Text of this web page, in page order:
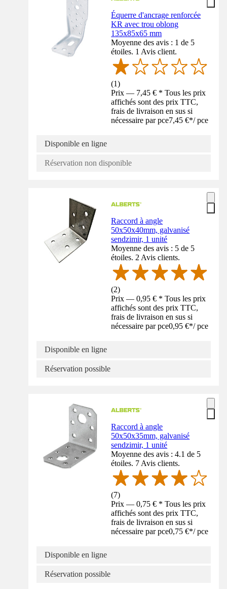
Équerre d'ancrage renforcée
KR avec trou oblong
135x85x65 mm
Moyenne des avis : 1 de 5
étoiles. 1 Avis client.
(1)
Prix — 7,45 € * Tous les prix
affichés sont des prix TTC,
frais de livraison en sus si
nécessaire par pce7,45 €*/ pce
Disponible en ligne
Réservation non disponible
Raccord à angle
50x50x40mm, galvanisé
sendzimir, 1 unité
Moyenne des avis : 5 de 5
étoiles. 2 Avis clients.
(2)
Prix — 0,95 € * Tous les prix
affichés sont des prix TTC,
frais de livraison en sus si
nécessaire par pce0,95 €*/ pce
Disponible en ligne
Réservation possible
Raccord à angle
50x50x35mm, galvanisé
sendzimir, 1 unité
Moyenne des avis : 4.1 de 5
étoiles. 7 Avis clients.
(7)
Prix — 0,75 € * Tous les prix
affichés sont des prix TTC,
frais de livraison en sus si
nécessaire par pce0,75 €*/ pce
Disponible en ligne
Réservation possible